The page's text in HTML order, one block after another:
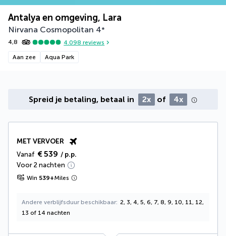
Antalya en omgeving, Lara
Nirvana Cosmopolitan 4*
4,8 4.098 reviews
Aan zee Aqua Park
Spreid je betaling, betaal in 2x of 4x
MET VERVOER
Vanaf € 539 / p.p.
Voor 2 nachten
Win 539+Miles
Andere verblijfsduur beschikbaar 2, 3, 4, 5, 6, 7, 8, 9, 10, 11, 12,
13 of 14 nachten